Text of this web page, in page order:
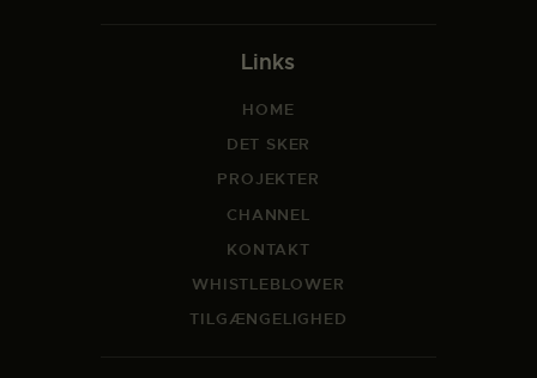
Links
HOME
DET SKER
PROJEKTER
CHANNEL
KONTAKT
WHISTLEBLOWER
TILGÆNGELIGHED